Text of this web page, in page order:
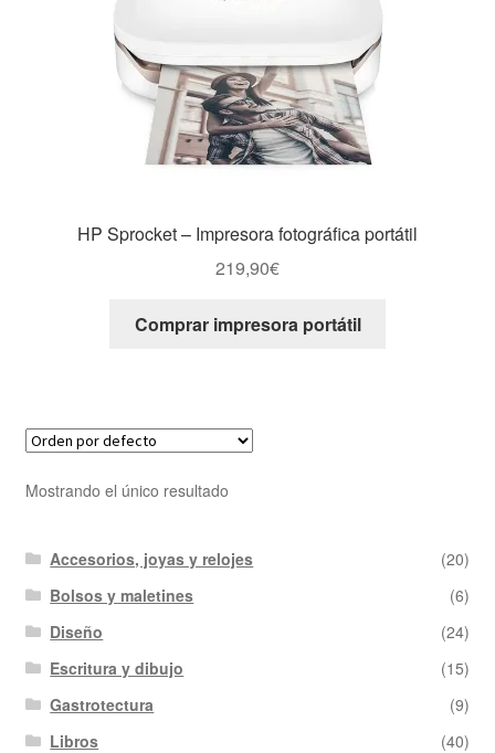
HP Sprocket – Impresora fotográfica portátil
219,90€
Comprar impresora portátil
Mostrando el único resultado
Accesorios, joyas y relojes
(20)
Bolsos y maletines
(6)
Diseño
(24)
Escritura y dibujo
(15)
Gastrotectura
(9)
Libros
(40)